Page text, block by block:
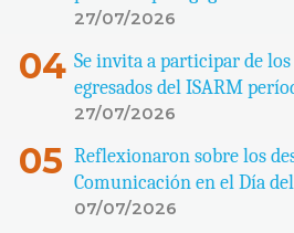
27/07/2026
Se invita a participar de
egresados del ISARM
27/07/2026
Reflexionaron sobre los
Comunicación en el Día
07/07/2026